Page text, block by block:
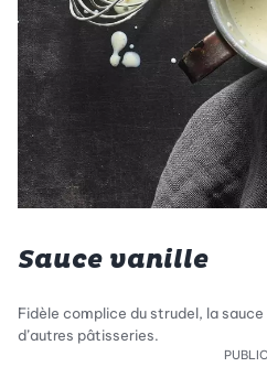
Sauce vanille
Fidèle complice du strudel, la
d’autres pâtisseries.